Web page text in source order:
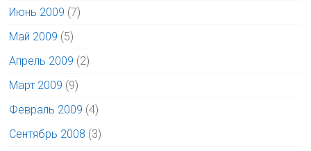
Июнь 2009 (7)
Май 2009 (5)
Апрель 2009 (2)
Март 2009 (9)
Февраль 2009 (4)
Сентябрь 2008 (3)